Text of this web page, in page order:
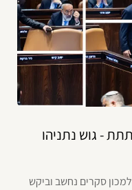
- גוש נתניהו
סקרים נחשב וביקש